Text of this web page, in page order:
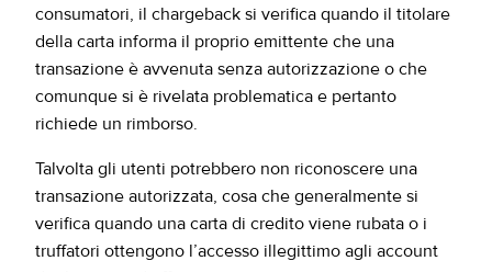
consumatori, il chargeback si verifica quando il titolare
della carta informa il proprio emittente che una
transazione è avvenuta senza autorizzazione o che
comunque si è rivelata problematica e pertanto
richiede un rimborso.
Talvolta gli utenti potrebbero non riconoscere una
transazione autorizzata, cosa che generalmente si
verifica quando una carta di credito viene rubata o i
truffatori ottengono l’accesso illegittimo agli account